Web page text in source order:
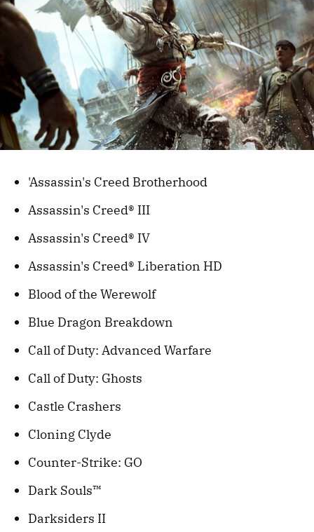
'Assassin's Creed Brotherhood
Assassin's Creed® III
Assassin's Creed® IV
Assassin's Creed® Liberation HD
Blood of the Werewolf
Blue Dragon Breakdown
Call of Duty: Advanced Warfare
Call of Duty: Ghosts
Castle Crashers
Cloning Clyde
Counter-Strike: GO
Dark Souls™
Darksiders II